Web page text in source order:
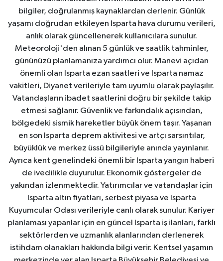
bilgiler, doğrulanmış kaynaklardan derlenir. Günlük
yaşamı doğrudan etkileyen Isparta hava durumu verileri,
anlık olarak güncellenerek kullanıcılara sunulur.
Meteoroloji'den alınan 5 günlük ve saatlik tahminler,
gününüzü planlamanıza yardımcı olur. Manevi açıdan
önemli olan Isparta ezan saatleri ve Isparta namaz
vakitleri, Diyanet verileriyle tam uyumlu olarak paylaşılır.
Vatandaşların ibadet saatlerini doğru bir şekilde takip
etmesi sağlanır. Güvenlik ve farkındalık açısından,
bölgedeki sismik hareketler büyük önem taşır. Yaşanan
en son Isparta deprem aktivitesi ve artçı sarsıntılar,
büyüklük ve merkez üssü bilgileriyle anında yayınlanır.
Ayrıca kent genelindeki önemli bir Isparta yangın haberi
de ivedilikle duyurulur. Ekonomik göstergeler de
yakından izlenmektedir. Yatırımcılar ve vatandaşlar için
Isparta altın fiyatları, serbest piyasa ve Isparta
Kuyumcular Odası verileriyle canlı olarak sunulur. Kariyer
planlaması yapanlar için en güncel Isparta iş ilanları, farklı
sektörlerden ve uzmanlık alanlarından derlenerek
istihdam olanakları hakkında bilgi verir. Kentsel yaşamın